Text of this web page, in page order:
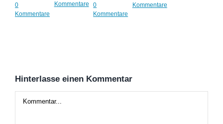
0
Kommentare
Kommentare
0
Kommentare
Kommentare
Hinterlasse einen Kommentar